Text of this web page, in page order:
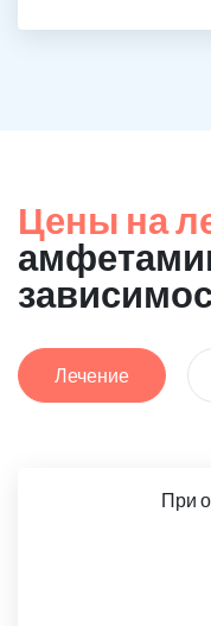
Цены на
Лечение
При